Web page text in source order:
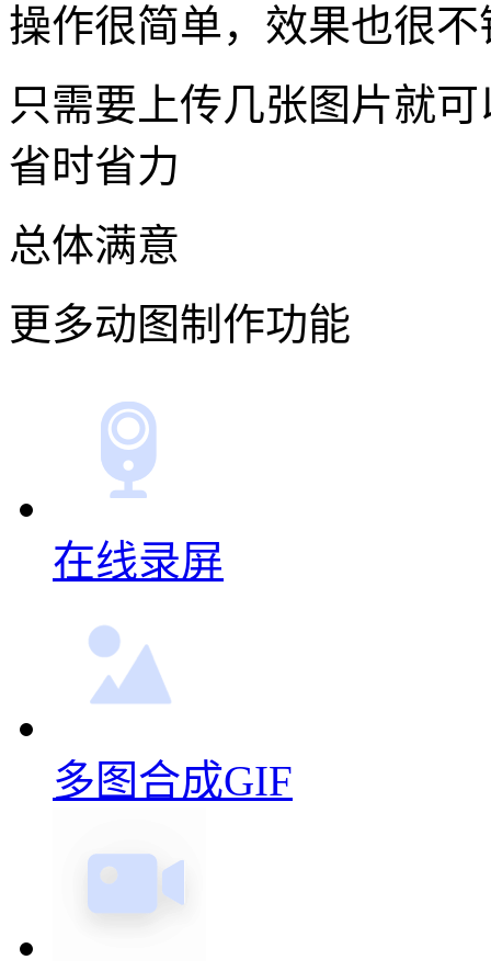
操作很简单，效果也很不
只需要上传几张图片就
省时省力
总体满意
更多动图制作功能
在线录屏
多图合成GIF